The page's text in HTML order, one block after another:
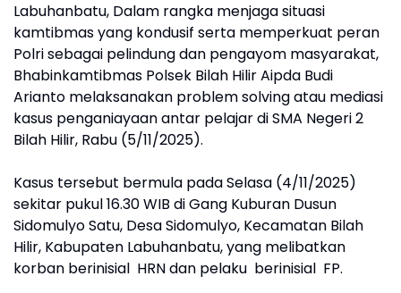
Labuhanbatu, Dalam rangka menjaga situasi
kamtibmas yang kondusif serta memperkuat peran
Polri sebagai pelindung dan pengayom masyarakat,
Bhabinkamtibmas Polsek Bilah Hilir Aipda Budi
Arianto melaksanakan problem solving atau mediasi
kasus penganiayaan antar pelajar di SMA Negeri 2
Bilah Hilir, Rabu (5/11/2025).
Kasus tersebut bermula pada Selasa (4/11/2025)
sekitar pukul 16.30 WIB di Gang Kuburan Dusun
Sidomulyo Satu, Desa Sidomulyo, Kecamatan Bilah
Hilir, Kabupaten Labuhanbatu, yang melibatkan
korban berinisial HRN dan pelaku berinisial FP.